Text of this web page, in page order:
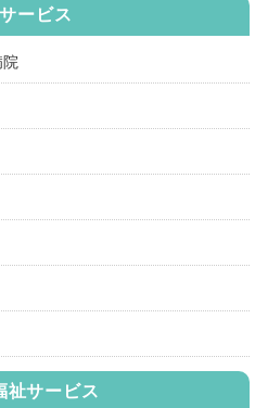
ービス
祉サービス